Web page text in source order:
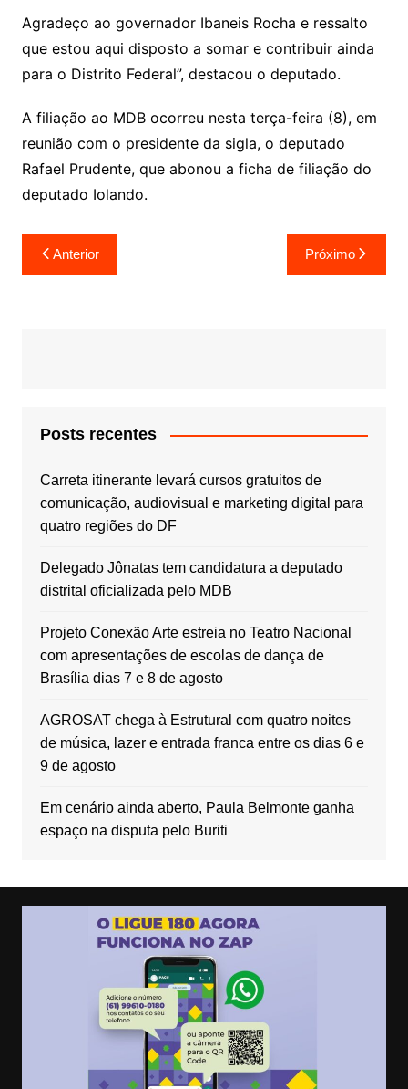
Agradeço ao governador Ibaneis Rocha e ressalto
que estou aqui disposto a somar e contribuir ainda
para o Distrito Federal”, destacou o deputado.
A filiação ao MDB ocorreu nesta terça-feira (8), em
reunião com o presidente da sigla, o deputado
Rafael Prudente, que abonou a ficha de filiação do
deputado Iolando.
Navegação
de
Anterior Próximo
Posts recentes
Carreta itinerante levará cursos gratuitos de
comunicação, audiovisual e marketing digital para
quatro regiões do DF
Delegado Jônatas tem candidatura a deputado
distrital oficializada pelo MDB
Projeto Conexão Arte estreia no Teatro Nacional
com apresentações de escolas de dança de
Brasília dias 7 e 8 de agosto
AGROSAT chega à Estrutural com quatro noites
de música, lazer e entrada franca entre os dias 6 e
9 de agosto
Em cenário ainda aberto, Paula Belmonte ganha
espaço na disputa pelo Buriti